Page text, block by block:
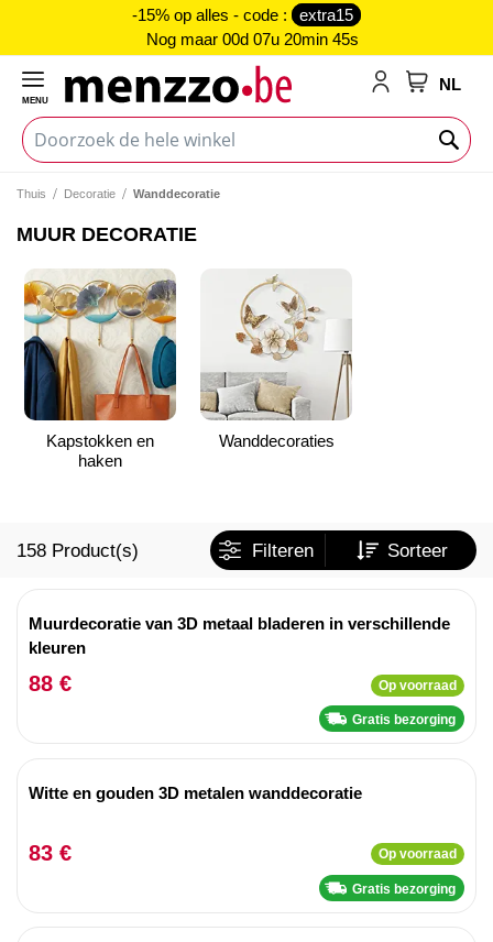
-15% op alles - code :
extra15
Nog maar 00d 07u 20min 44s
NL
MENU
Thuis Decoratie Wanddecoratie
MUUR DECORATIE
Kapstokken en
haken
Wanddecoraties
158 Product(s) Filteren Sorteer
Muurdecoratie van 3D metaal bladeren in verschillende
kleuren
88 € Op voorraad
Gratis bezorging
Witte en gouden 3D metalen wanddecoratie
83 € Op voorraad
Gratis bezorging